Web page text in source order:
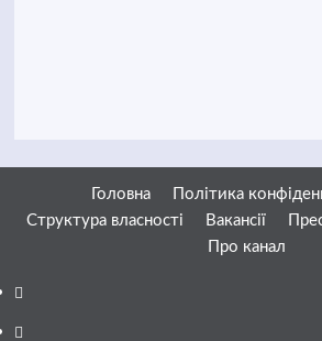
Головна
Політика
Структура власності
Вакансії
Про канал
Facebook
YouTube